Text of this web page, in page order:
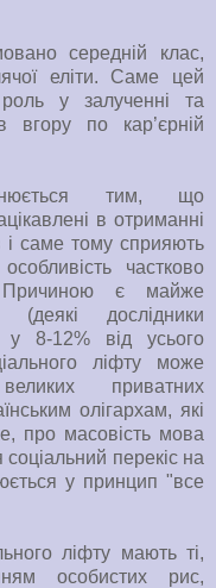
середній клас,
еліти. Саме цей
у залученні та
вгору по кар’єрній
тим, що
в отриманні
і саме тому сприяють
частково
є майже
(деякі дослідники
у 8-12% від усього
ліфту може
приватних
олігархам, які
про масовість мова
перекіс на
у принцип "все
ліфту мають ті,
особистих рис,